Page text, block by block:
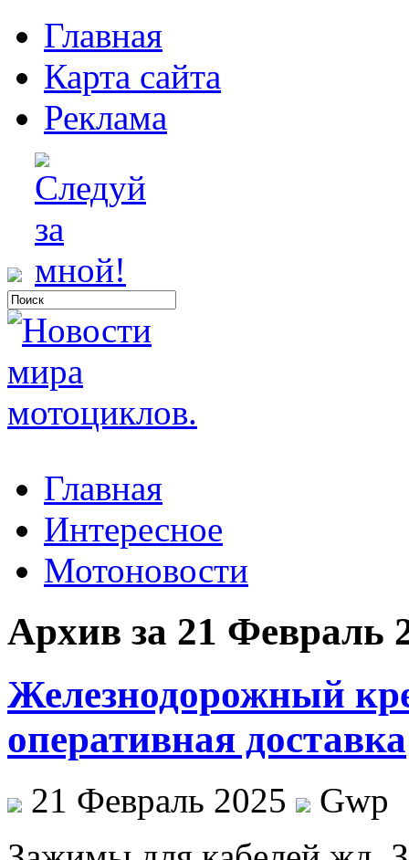
Главная
Карта сайта
Реклама
Главная
Интересное
Мотоновости
Архив за 21 Февраль
Железнодорожный
оперативная доставка
21 Февраль 2025
Gwp